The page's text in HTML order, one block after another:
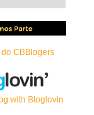
with Bloglovin